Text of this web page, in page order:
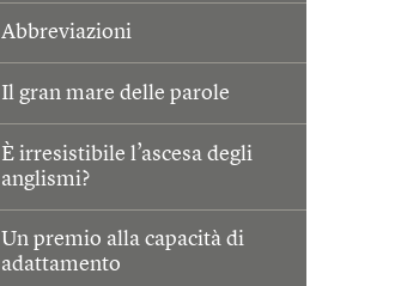
Abbreviazioni
Il gran mare delle parole
È irresistibile l’ascesa degli
anglismi?
Un premio alla capacità di
adattamento